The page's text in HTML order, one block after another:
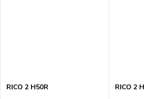
RICO 2 H50R RICO 2